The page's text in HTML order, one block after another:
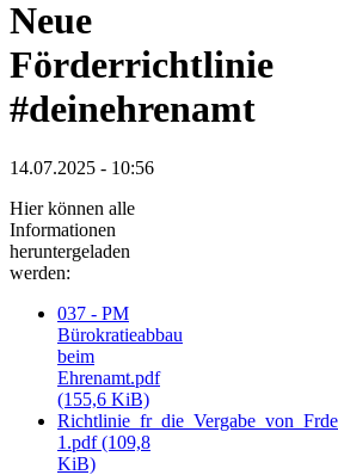
Neue
Förderrichtlinie
#deinehrenamt
14.07.2025 - 10:56
Hier können alle
Informationen
heruntergeladen
werden:
037 - PM
Bürokratieabbau
beim
Ehrenamt.pdf
(155,6 KiB)
1.pdf(109,8
KiB)